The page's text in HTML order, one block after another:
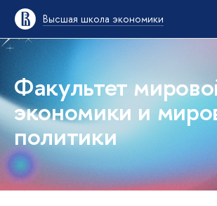
Высшая школа экономики
Факультет
экономики и
политики